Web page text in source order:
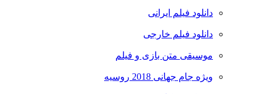
دانلود فیلم ایرانی
دانلود فیلم خارجی
موسیقی متن بازی و فیلم
ویژه جام جهانی 2018 روسیه